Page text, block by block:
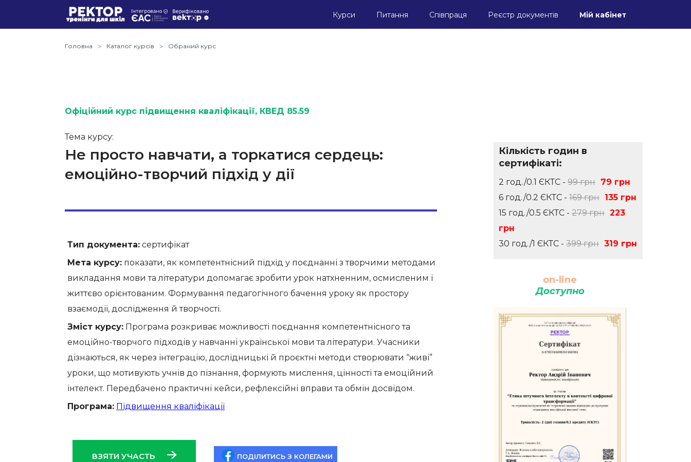
Курси Питання Співпраця Реєстр документів Мій кабінет
Головна Каталог курсів Обраний курс
Офіційний курс підвищення кваліфікації, КВЕД 85.59
Тема курсу:
Не просто навчати, а торкатися сердець:
емоційно-творчий підхід у дії
Тип документа: сертифікат
Мета курсу: показати, як компетентнісний підхід у поєднанні з творчими методами
викладання мови та літератури допомагає зробити урок натхненним, осмисленим і
життєво орієнтованим. Формування педагогічного бачення уроку як простору
взаємодії, дослідження й творчості.
Зміст курсу: Програма розкриває можливості поєднання компетентнісного та
емоційно-творчого підходів у навчанні української мови та літератури. Учасники
дізнаються, як через інтеграцію, дослідницькі й проєктні методи створювати “живі”
уроки, що мотивують учнів до пізнання, формують мислення, цінності та емоційний
інтелект. Передбачено практичні кейси, рефлексійні вправи та обмін досвідом.
Програма: Підвищення кваліфікації
ВЗЯТИ УЧАСТЬ ПОДІЛИТИСЬ З КОЛЕГАМИ
Кількість годин в
сертифікаті:
2 год./0.1 ЄКТС - 99 грн 79 грн
6 год./0.2 ЄКТС - 169 грн 135 грн
15 год./0.5 ЄКТС - 279 грн 223
грн
30 год./1 ЄКТС - 399 грн 319 грн
on-line
Доступно